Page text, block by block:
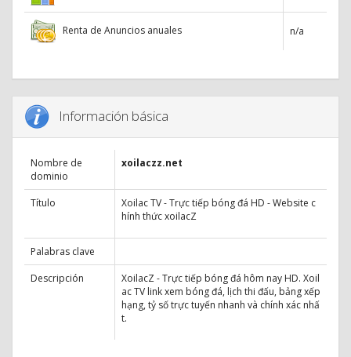
Renta de Anuncios anuales n/a
Información básica
Nombre de
dominio
xoilaczz.net
Título
Xoilac TV - Trực tiếp bóng đá HD - Website c
hính thức xoilacZ
Palabras clave
Descripción
XoilacZ - Trực tiếp bóng đá hôm nay HD. Xoil
ac TV link xem bóng đá, lịch thi đấu, bảng xếp
hạng, tỷ số trực tuyến nhanh và chính xác nhấ
t.